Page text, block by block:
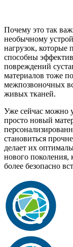
Почему это так
необычному
нагрузок, которые
способны
повреждений
материалов тоже
межпозвоночных
живых тканей.
Уже сейчас можно
просто новый
становиться
делает их
нового поколения,
более безопасно